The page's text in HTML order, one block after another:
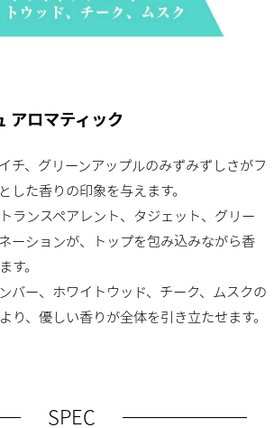
アロマティック
チ、グリーンアップルのみずみずしさがフ
した香りの印象を与えます。
ランスペアレント、タジェット、グリー
ーションが、トップを包み込みながら香
す。
バー、ホワイトウッド、チーク、ムスクの
り、優しい香りが全体を引き立たせます。
SPEC